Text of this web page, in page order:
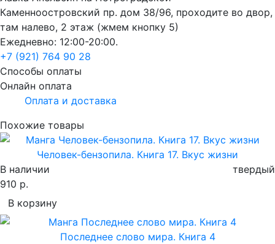
Каменноостровский пр. дом 38/96, проходите во двор,
там налево, 2 этаж (жмем кнопку 5)
Ежедневно: 12:00-20:00.
+7 (921) 764 90 28
Способы оплаты
Онлайн оплата
Оплата и доставка
Похожие товары
Человек-бензопила. Книга 17. Вкус жизни
В наличии
твердый
910 р.
В корзину
Последнее слово мира. Книга 4